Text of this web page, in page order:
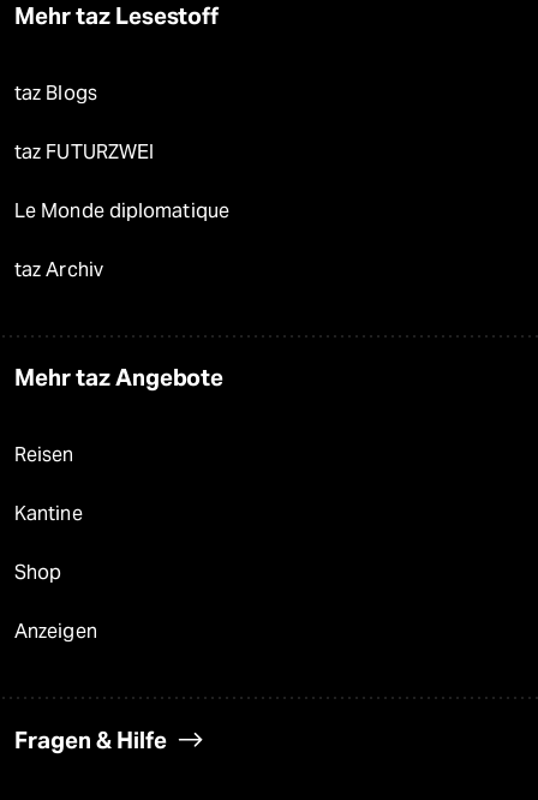
Mehr taz Lesestoff
taz Blogs
taz FUTURZWEI
Le Monde diplomatique
taz Archiv
Mehr taz Angebote
Reisen
Kantine
Shop
Anzeigen
Fragen & Hilfe